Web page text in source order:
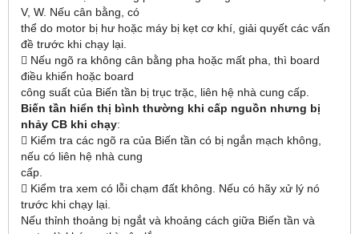
V, W. Nếu cân bằng, có
thể do motor bị hư hoặc máy bị kẹt cơ khí, giải quyết các vấn
đề trước khi chạy lại.
 Nếu ngõ ra không cân bằng pha hoặc mất pha, thì board
điều khiển hoặc board
công suất của Biến tần bị trục trặc, liên hệ nhà cung cấp.
Biến tần hiển thị bình thường khi cấp nguồn nhưng bị
nhảy CB khi chạy:
 Kiểm tra các ngõ ra của Biến tần có bị ngắn mạch không,
nếu có liên hệ nhà cung
cấp.
 Kiểm tra xem có lỗi chạm đất không. Nếu có hãy xử lý nó
trước khi chạy lại.
Nếu thỉnh thoảng bị ngắt và khoảng cách giữa Biến tần và